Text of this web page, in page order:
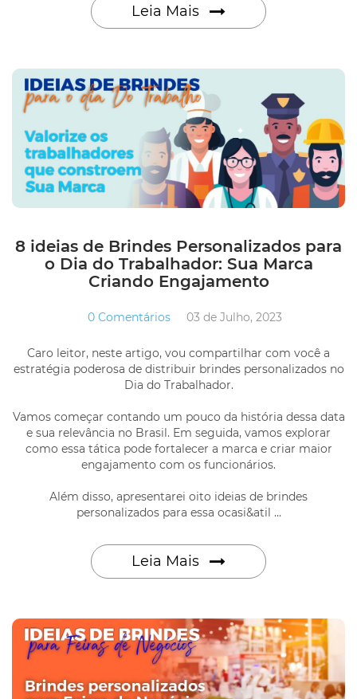
Leia Mais
8 ideias de Brindes Personalizados para
o Dia do Trabalhador: Sua Marca
Criando Engajamento
0 Comentários 03 de Julho, 2023
Caro leitor, neste artigo, vou compartilhar com você a
estratégia poderosa de distribuir brindes personalizados no
Dia do Trabalhador.
Vamos começar contando um pouco da história dessa data
e sua relevância no Brasil. Em seguida, vamos explorar
como essa tática pode fortalecer a marca e criar maior
engajamento com os funcionários.
Além disso, apresentarei oito ideias de brindes
personalizados para essa ocasi&atil ...
Leia Mais